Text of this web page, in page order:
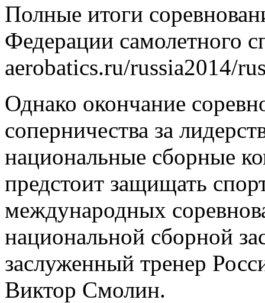
Полные итоги
Федерации самолетного
aerobatics.ru/russia2014/
Однако окончание
соперничества за
национальные сборные
предстоит защищать
международных
национальной сборной
заслуженный тренер
Виктор Смолин.